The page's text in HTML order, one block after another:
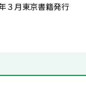
３月東京書籍発行